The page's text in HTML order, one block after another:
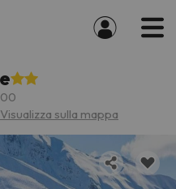
Visualizza sulla mappa